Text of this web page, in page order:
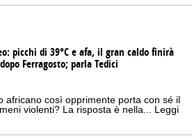
picchi di 39°C e afa, il gran caldo finirà
Ferragosto; parla Tedici
africano così opprimente porta con sé il
violenti? La risposta è nella... Leggi